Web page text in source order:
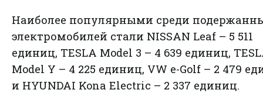
Наиболее популярными среди
электромобилей стали NISSAN Leaf – 5 511
единиц, TESLA Model 3 – 4 639 единиц,
Model Y – 4 225 единиц, VW e-Golf – 2 479
и HYUNDAI Kona Electric – 2 337 единиц.